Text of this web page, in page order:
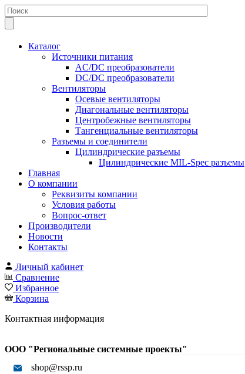
Каталог
Источники питания
AC/DC преобразователи
DC/DC преобразователи
Вентиляторы
Осевые вентиляторы
Диагональные вентиляторы
Центробежные вентиляторы
Тангенциальные вентиляторы
Разъемы и соединители
Цилиндрические разъемы
Цилиндрические MIL-Spec разъемы
Главная
О компании
Реквизиты компании
Условия работы
Вопрос-ответ
Производители
Новости
Контакты
Личный кабинет
Сравнение
Избранное
Корзина
Контактная информация
ООО "Региональные системные проекты"
shop@rssp.ru